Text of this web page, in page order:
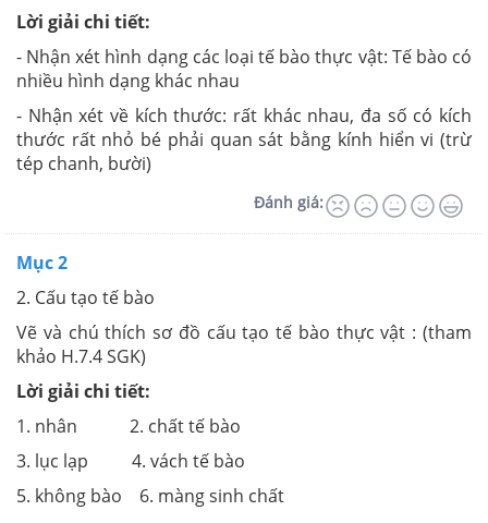
Lời giải chi tiết:
- Nhận xét hình dạng các loại tế bào thực vật: Tế bào có
nhiều hình dạng khác nhau
- Nhận xét về kích thước: rất khác nhau, đa số có kích
thước rất nhỏ bé phải quan sát bằng kính hiển vi (trừ
tép chanh, bười)
Đánh giá:
Mục 2
2. Cấu tạo tế bào
Vẽ và chú thích sơ đồ cấu tạo tế bào thực vật : (tham
khảo H.7.4 SGK)
Lời giải chi tiết:
1. nhân 2. chất tế bào
3. lục lạp 4. vách tế bào
5. không bào 6. màng sinh chất